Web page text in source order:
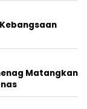
Matangkan